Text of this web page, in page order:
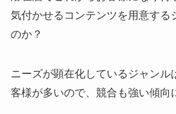
気付かせるコンテンツを用意する
のか？
ニーズが顕在化しているジャンル
客様が多いので、競合も強い傾向